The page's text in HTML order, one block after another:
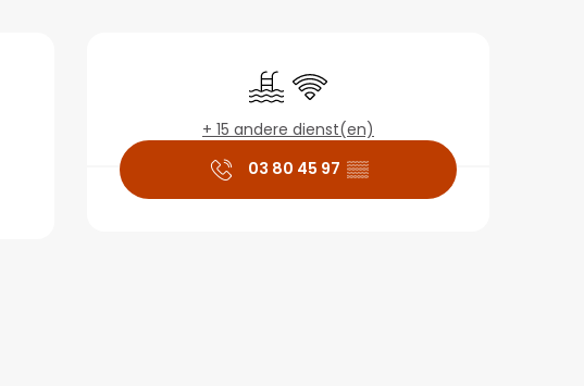
Openingstijden en
Zwembad
Wifi
+ 15 andere dienst(en)
03 80 45 97 ▒▒